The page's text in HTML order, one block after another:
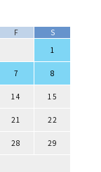
F
S
1
7 8
14 15
21 22
28 29